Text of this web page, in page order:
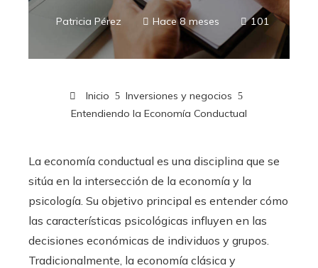
Patricia Pérez Hace 8 meses 101
Inicio
Inversiones y negocios
Entendiendo la Economía Conductual
La economía conductual es una disciplina que se
sitúa en la intersección de la economía y la
psicología. Su objetivo principal es entender cómo
las características psicológicas influyen en las
decisiones económicas de individuos y grupos.
Tradicionalmente, la economía clásica y